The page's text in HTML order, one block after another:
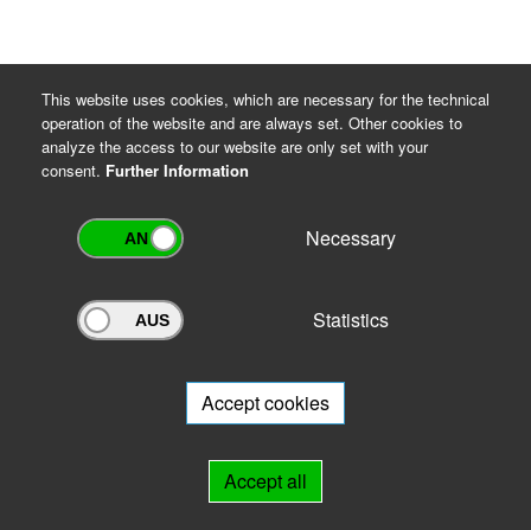
Archivportal Thüringen
will be happy to advise you.
This website uses cookies, which are necessary for the technical
operation of the website and are always set. Other cookies to
analyze the access to our website are only set with your
consent. Further Information
Necessary
Statistics
Accept cookies
Accept all